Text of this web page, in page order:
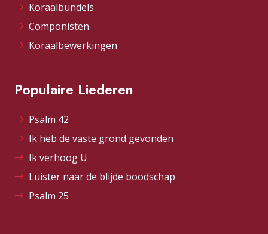
Koraalbundels
Componisten
Koraalbewerkingen
Populaire Liederen
Psalm 42
Ik heb de vaste grond gevonden
Ik verhoog U
Luister naar de blijde boodschap
Psalm 25